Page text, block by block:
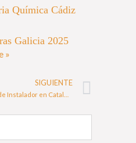
Química Cádiz
Galicia 2025
»
SIGUIENTE